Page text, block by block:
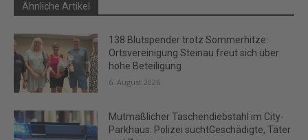
Ähnliche Artikel
138 Blutspender trotz Sommerhitze:
Ortsvereinigung Steinau freut sich über
hohe Beteiligung
6. August 2026
Mutmaßlicher Taschendiebstahl im City-
Parkhaus: Polizei suchtGeschädigte, Täter